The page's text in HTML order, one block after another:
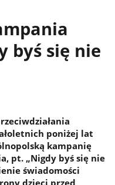
byś się nie
poniżej lat
kampanię
pt. „Nigdy byś się nie
świadomości
dzieci przed